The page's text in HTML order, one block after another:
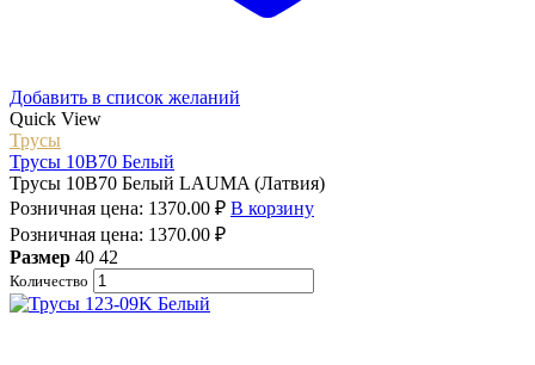
Добавить в список желаний
Quick View
Трусы
Трусы 10B70 Белый
Трусы 10B70 Белый LAUMA (Латвия)
Розничная цена: 1370.00 ₽ В корзину
Розничная цена: 1370.00 ₽
Размер 40 42
Количество